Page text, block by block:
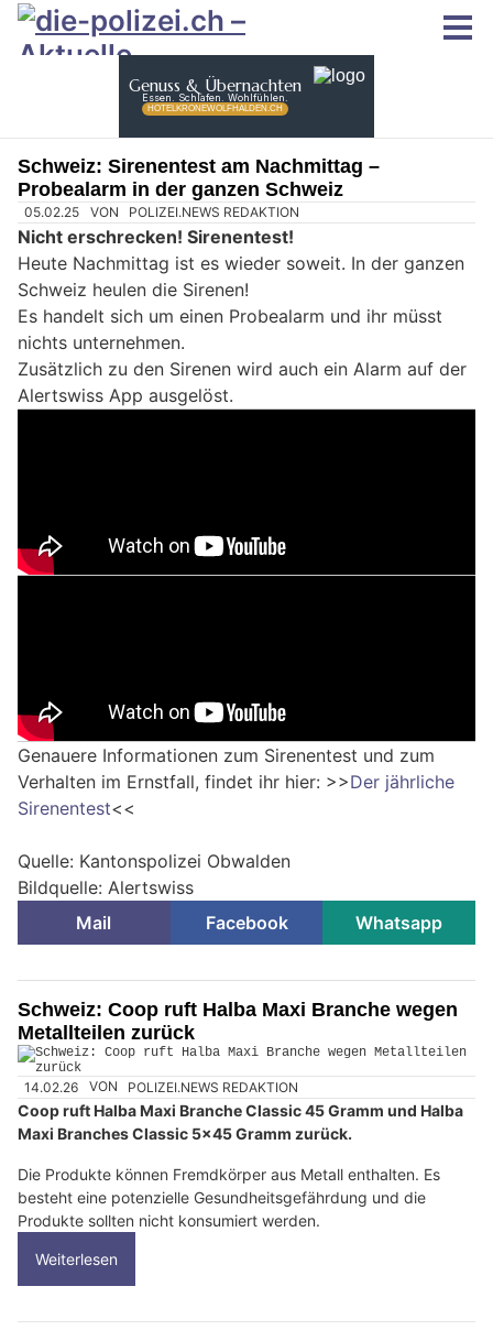
Schweiz: Sirenentest am Nachmittag –
Probealarm in der ganzen Schweiz
05.02.25 VON POLIZEI.NEWS REDAKTION
Nicht erschrecken! Sirenentest!
Heute Nachmittag ist es wieder soweit. In der ganzen
Schweiz heulen die Sirenen!
Es handelt sich um einen Probealarm und ihr müsst
nichts unternehmen.
Zusätzlich zu den Sirenen wird auch ein Alarm auf der
Alertswiss App ausgelöst.
Genauere Informationen zum Sirenentest und zum
Verhalten im Ernstfall, findet ihr hier: >>Der jährliche
Sirenentest<<
Quelle: Kantonspolizei Obwalden
Bildquelle: Alertswiss
Mail
Facebook Whatsapp
Schweiz: Coop ruft Halba Maxi Branche wegen
Metallteilen zurück
14.02.26 VON POLIZEI.NEWS REDAKTION
Coop ruft Halba Maxi Branche Classic 45 Gramm und Halba
Maxi Branches Classic 5x45 Gramm zurück.
Die Produkte können Fremdkörper aus Metall enthalten. Es
besteht eine potenzielle Gesundheitsgefährdung und die
Produkte sollten nicht konsumiert werden.
Weiterlesen